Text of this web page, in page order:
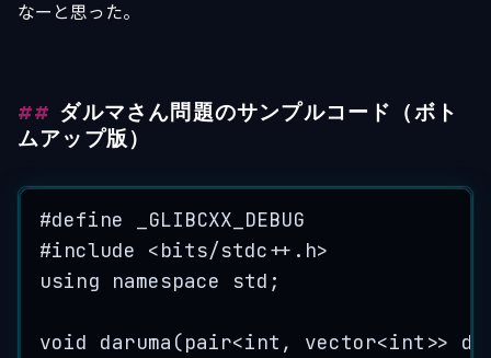
なーと思った。
ダルマさん問題のサンプルコード（ボト
ムアップ版）
#define
_GLIBCXX_DEBUG
#include <bits/stdc++.h>
using
namespace std;
void daruma (pair<int , vector<int >>